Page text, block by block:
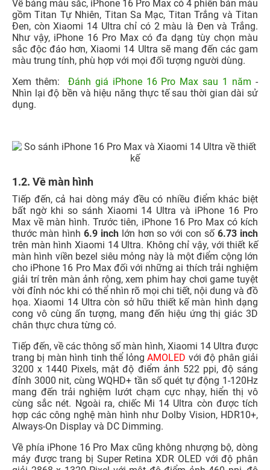
Về bảng màu sắc, iPhone 16 Pro Max có 4 phiên bản màu
gồm Titan Tự Nhiên, Titan Sa Mạc, Titan Trắng và Titan
Đen, còn Xiaomi 14 Ultra chỉ có 2 màu là Đen và Trắng.
Như vậy, iPhone 16 Pro Max có đa dạng tùy chọn màu
sắc độc đáo hơn, Xiaomi 14 Ultra sẽ mang đến các gam
màu trung tính, phù hợp với mọi đối tượng người dùng.
Xem thêm: Đánh giá iPhone 16 Pro Max sau 1 năm -
Nhìn lại độ bền và hiệu năng thực tế sau thời gian dài sử
dụng.
1.2. Về màn hình
Tiếp đến, cả hai dòng máy đều có nhiều điểm khác biệt
bất ngờ khi so sánh Xiaomi 14 Ultra và iPhone 16 Pro
Max về màn hình. Trước tiên, iPhone 16 Pro Max có kích
thước màn hình 6.9 inch lớn hơn so với con số6.73 inch
trên màn hình Xiaomi 14 Ultra. Không chỉ vậy, với thiết kế
màn hình viền bezel siêu mỏng này là một điểm cộng lớn
cho iPhone 16 Pro Max đối với những ai thích trải nghiệm
giải trí trên màn ảnh rộng, xem phim hay chơi game tuyệt
vời đỉnh nóc khi có thể nhìn rõ mọi chi tiết, nội dung và đồ
họa. Xiaomi 14 Ultra còn sở hữu thiết kế màn hình dạng
cong vô cùng ấn tượng, mang đến hiệu ứng thị giác 3D
chân thực chưa từng có.
Tiếp đến, về các thông số màn hình, Xiaomi 14 Ultra được
trang bị màn hình tinh thể lỏngAMOLED với độ phân giải
3200 x 1440 Pixels, mật độ điểm ảnh 522 ppi, độ sáng
đỉnh 3000 nit, cùng WQHD+ tần số quét tự động 1-120Hz
mang đến trải nghiệm lướt chạm cực nhạy, hiển thị vô
cùng sắc nét. Ngoài ra, chiếc Mi 14 Ultra còn được tích
hợp các công nghệ màn hình như Dolby Vision, HDR10+,
Always-On Display và DC Dimming.
Về phía iPhone 16 Pro Max cũng không nhượng bộ, dòng
máy được trang bị Super Retina XDR OLED với độ phân